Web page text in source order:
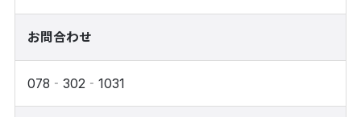
お問合わせ
078‐302‐1031